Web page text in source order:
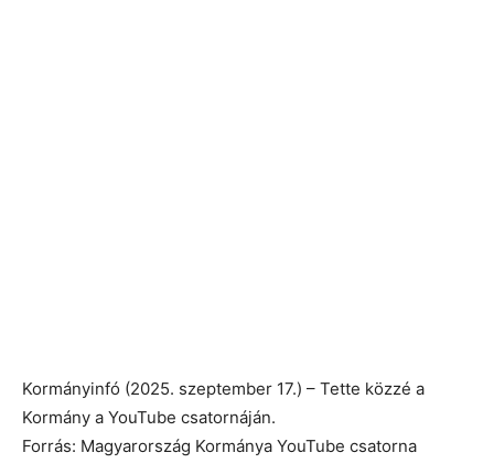
Kormányinfó (2025. szeptember 17.) – Tette közzé a
Kormány a YouTube csatornáján.
Forrás: Magyarország Kormánya YouTube csatorna